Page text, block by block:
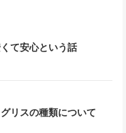
て安心という話
リスの種類について